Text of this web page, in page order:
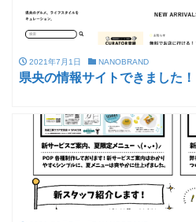
2021年7月1日 NANOBRAND
県央の情報サイトできました！